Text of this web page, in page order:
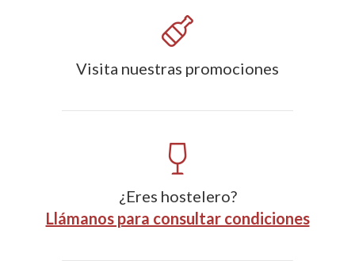
Visita nuestras promociones
¿Eres hostelero?
Llámanos para consultar condiciones